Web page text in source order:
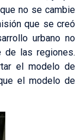
no se cambie
que se creó
urbano no
de las regiones.
el modelo de
el modelo de